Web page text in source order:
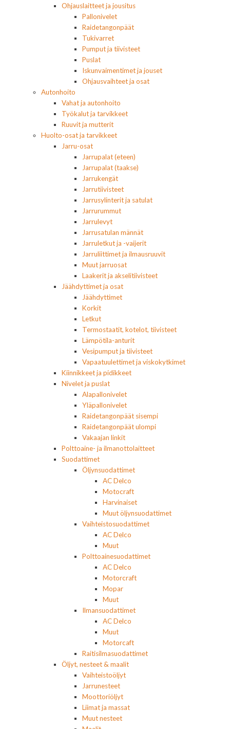
Ohjauslaitteet ja jousitus
Pallonivelet
Raidetangonpäät
Tukivarret
Pumput ja tiivisteet
Puslat
Iskunvaimentimet ja jouset
Ohjausvaihteet ja osat
Autonhoito
Vahat ja autonhoito
Työkalut ja tarvikkeet
Ruuvit ja mutterit
Huolto-osat ja tarvikkeet
Jarru-osat
Jarrupalat (eteen)
Jarrupalat (taakse)
Jarrukengät
Jarrutiivisteet
Jarrusylinterit ja satulat
Jarrurummut
Jarrulevyt
Jarrusatulan männät
Jarruletkut ja -vaijerit
Jarruliittimet ja ilmausruuvit
Muut jarruosat
Laakerit ja akselitiivisteet
Jäähdyttimet ja osat
Jäähdyttimet
Korkit
Letkut
Termostaatit, kotelot, tiivisteet
Lämpötila-anturit
Vesipumput ja tiivisteet
Vapaatuulettimet ja viskokytkimet
Kiinnikkeet ja pidikkeet
Nivelet ja puslat
Alapallonivelet
Yläpallonivelet
Raidetangonpäät sisempi
Raidetangonpäät ulompi
Vakaajan linkit
Polttoaine- ja ilmanottolaitteet
Suodattimet
Öljynsuodattimet
AC Delco
Motocraft
Harvinaiset
Muut öljynsuodattimet
Vaihteistosuodattimet
AC Delco
Muut
Polttoainesuodattimet
AC Delco
Motorcraft
Mopar
Muut
Ilmansuodattimet
AC Delco
Muut
Motorcaft
Raitisilmasuodattimet
Öljyt, nesteet & maalit
Vaihteistoöljyt
Jarrunesteet
Moottoriöljyt
Liimat ja massat
Muut nesteet